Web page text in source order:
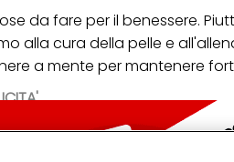
da fare per il benessere.
alla cura della pelle e
a mente per mantenere